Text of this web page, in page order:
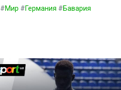
#Мир #Германия #Бавария